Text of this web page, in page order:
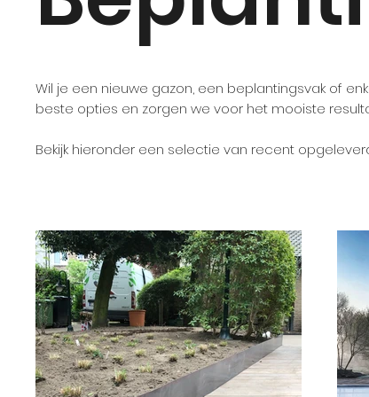
Wil je een nieuwe gazon, een beplantingsvak of
beste opties en zorgen we voor het mooiste
Bekijk hieronder een selectie van recent